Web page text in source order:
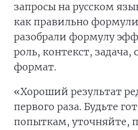
запросы на русском
как правильно
разобрали формулу
роль, контекст, задача,
формат.
«Хороший результат
первого раза. Будьте
попыткам, уточняйте,